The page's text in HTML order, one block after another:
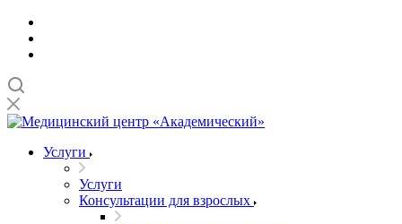
Услуги
Услуги
Консультации для взрослых